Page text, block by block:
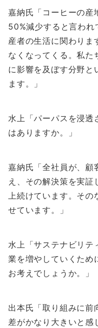
嘉納氏「コーヒーの
50%減少すると言われ
産者の生活に関わりま
なくなってくる。私た
に影響を及ぼす分野と
ます。」
水上「パーパスを浸透
はありますか。」
嘉納氏「全社員が、顧
え、その解決策を実
上続けています。その
せています。」
水上「サステナビリテ
業を増やしていくため
お考えでしょうか。」
出本氏「取り組みに前
差がかなり大きいと感